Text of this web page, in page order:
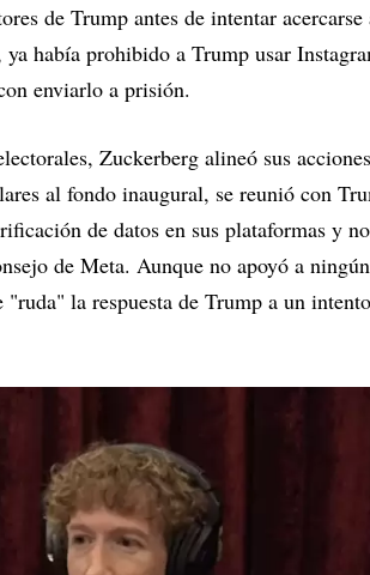
de Trump antes de intentar
había prohibido a Trump usar
enviarlo a prisión.
Zuckerberg alineó sus
al fondo inaugural, se reunió con
de datos en sus plataformas y
de Meta. Aunque no apoyó a
la respuesta de Trump a un